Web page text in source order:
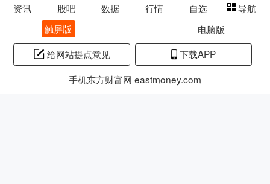
资讯 股吧 数据 行情 自选
导航
触屏版
电脑版
给网站提点意见
下载APP
手机东方财富网 eastmoney.com